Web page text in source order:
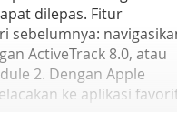
dilepas. Fitur
sebelumnya:
ActiveTrack 8.0, atau
2. Dengan Apple
ke aplikasi